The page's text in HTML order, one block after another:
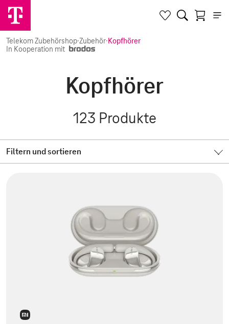
Telekom Zubehörshop·Zubehör·Kopfhörer
In Kooperation mit
Kopfhörer
123 Produkte
Filtern und sortieren